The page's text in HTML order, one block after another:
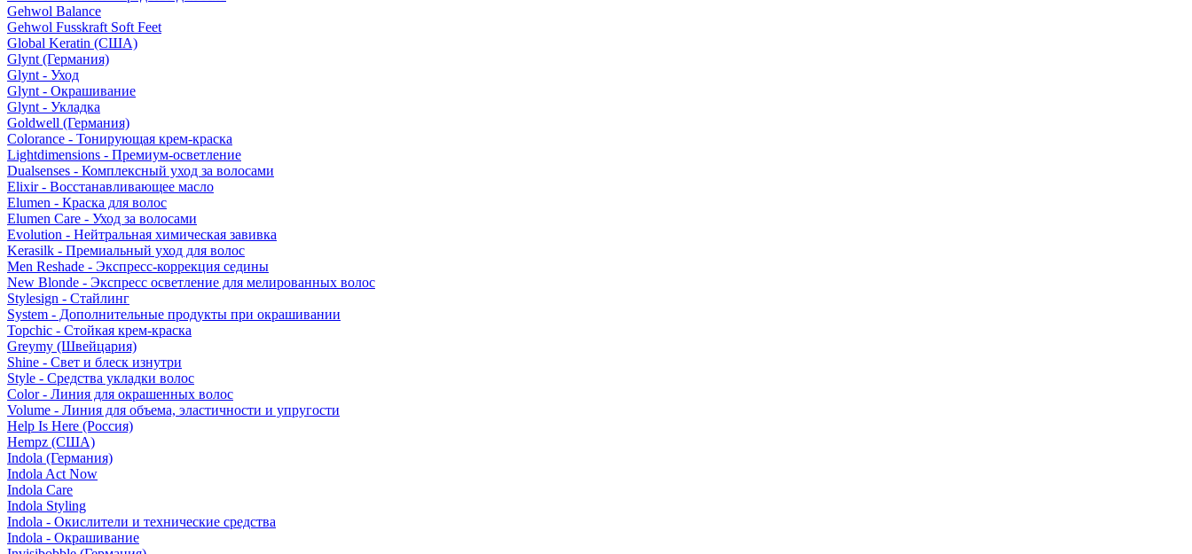
Gehwol Balance
Gehwol Fusskraft Soft Feet
Global Keratin (США)
Glynt (Германия)
Glynt - Уход
Glynt - Окрашивание
Glynt - Укладка
Goldwell (Германия)
Colorance - Тонирующая крем-краска
Lightdimensions - Премиум-осветление
Dualsenses - Комплексный уход за волосами
Elixir - Восстанавливающее масло
Elumen - Краска для волос
Elumen Care - Уход за волосами
Evolution - Нейтральная химическая завивка
Kerasilk - Премиальный уход для волос
Men Reshade - Экспресс-коррекция седины
New Blonde - Экспресс осветление для мелированных волос
Stylesign - Стайлинг
System - Дополнительные продукты при окрашивании
Topchic - Стойкая крем-краска
Greymy (Швейцария)
Shine - Свет и блеск изнутри
Style - Средства укладки волос
Color - Линия для окрашенных волос
Volume - Линия для объема, эластичности и упругости
Help Is Here (Россия)
Hempz (США)
Indola (Германия)
Indola Act Now
Indola Care
Indola Styling
Indola - Окислители и технические средства
Indola - Окрашивание